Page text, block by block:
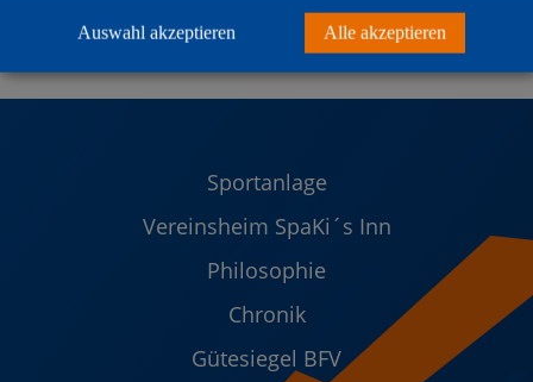
Sportanlage
Vereinsheim SpaKi´s Inn
Philosophie
Chronik
Gütesiegel BFV
Auswahl akzeptieren Alle akzeptieren